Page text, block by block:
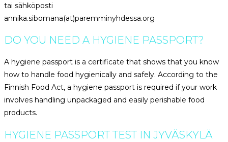
tai sähköposti
annika.sibomana(at)paremminyhdessa.org
DO YOU NEED A HYGIENE PASSPORT?
A hygiene passport is a certificate that shows that you know
how to handle food hygienically and safely. According to the
Finnish Food Act, a hygiene passport is required if your work
involves handling unpackaged and easily perishable food
products.
HYGIENE PASSPORT TEST IN JYVÄSKYLÄ